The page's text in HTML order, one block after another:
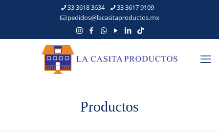
33 3618 3634
33 3617 9109
pedidos@lacasitaproductos.mx
Productos